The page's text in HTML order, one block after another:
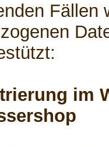
Fällen
im